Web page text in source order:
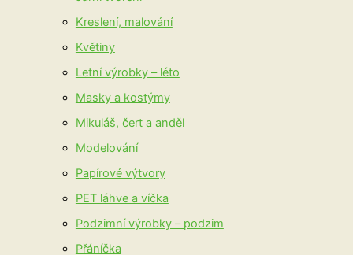
Kreslení, malování
Květiny
Letní výrobky – léto
Masky a kostýmy
Mikuláš, čert a anděl
Modelování
Papírové výtvory
PET láhve a víčka
Podzimní výrobky – podzim
Přáníčka